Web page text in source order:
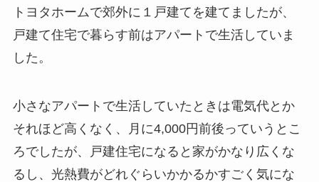
トヨタホームで郊外に１戸建てを建てましたが、
戸建て住宅で暮らす前はアパートで生活していま
した。
小さなアパートで生活していたときは電気代とか
それほど高くなく、月に4,000円前後っていうとこ
ろでしたが、戸建住宅になると家がかなり広くな
るし、光熱費がどれぐらいかかるかすごく気にな